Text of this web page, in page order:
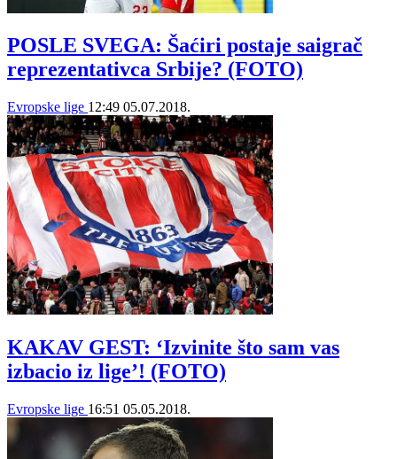
POSLE SVEGA: Šaćiri postaje saigrač
reprezentativca Srbije? (FOTO)
Evropske lige 12:49 05.07.2018.
KAKAV GEST: ‘Izvinite što sam vas
izbacio iz lige’! (FOTO)
Evropske lige 16:51 05.05.2018.